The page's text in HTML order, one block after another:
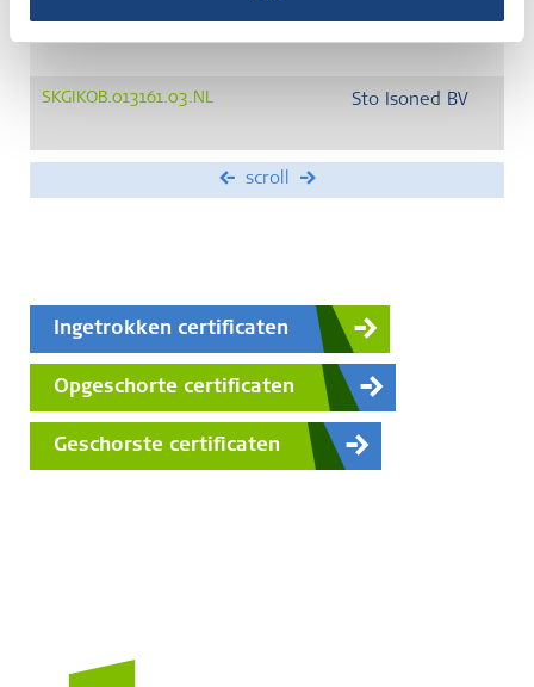
SKGIKOB.014617.03.NL Spaansen
SKGIKOB.013161.03.NL Sto Isoned BV
scroll
Ingetrokken certificaten
Opgeschorte certificaten
Geschorste certificaten